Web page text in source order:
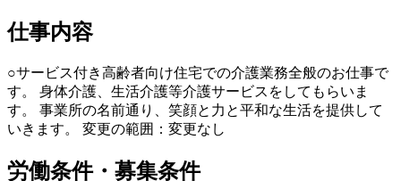
仕事内容
○サービス付き高齢者向け住宅での介護業務全般のお仕事で
す。 身体介護、生活介護等介護サービスをしてもらいま
す。 事業所の名前通り、笑顔と力と平和な生活を提供して
いきます。 変更の範囲：変更なし
労働条件・募集条件